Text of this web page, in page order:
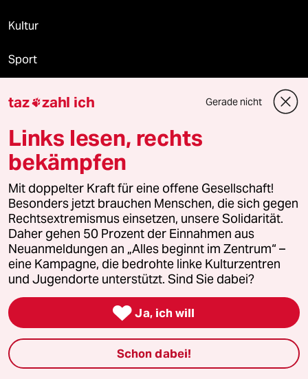
Kultur
Sport
Nord
Wahrheit
Themen
Hitze
Surfen
Landtagswahl in Sachsen-Anhalt
Gewalt gegen Frauen
taz zahl ich Gerade nicht
Links lesen, rechts
bekämpfen
Mit doppelter Kraft für eine offene Gesellschaft!
Besonders jetzt brauchen Menschen, die sich gegen
Rechtsextremismus einsetzen, unsere Solidarität.
Daher gehen 50 Prozent der Einnahmen aus
Neuanmeldungen an „Alles beginnt im Zentrum“ –
eine Kampagne, die bedrohte linke Kulturzentren
und Jugendorte unterstützt. Sind Sie dabei?
 Ja, ich will
Schon dabei!